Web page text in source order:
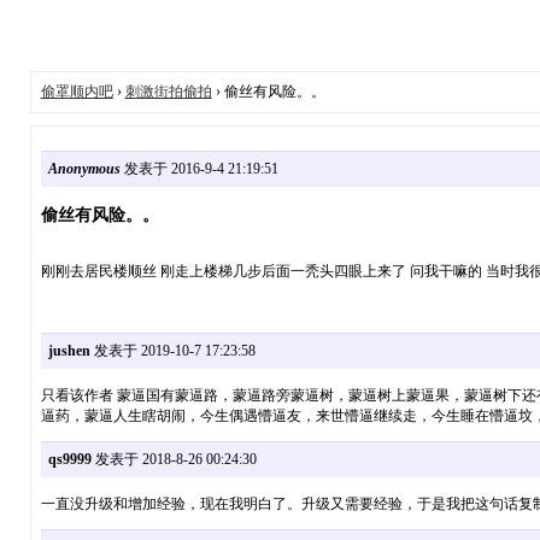
偷罩顺内吧› 刺激街拍偷拍 › 偷丝有风险。。
Anonymous发表于 2016-9-4 21:19:51
偷丝有风险。。
刚刚去居民楼顺丝 刚走上楼梯几步后面一秃头四眼上来了 问我干嘛的 当时
jushen发表于 2019-10-7 17:23:58
只看该作者 蒙逼国有蒙逼路，蒙逼路旁蒙逼树，蒙逼树上蒙逼果，蒙逼树下
逼药，蒙逼人生瞎胡闹，今生偶遇懵逼友，来世懵逼继续走，今生睡在懵逼
qs9999发表于 2018-8-26 00:24:30
一直没升级和增加经验，现在我明白了。升级又需要经验，于是我把这句话